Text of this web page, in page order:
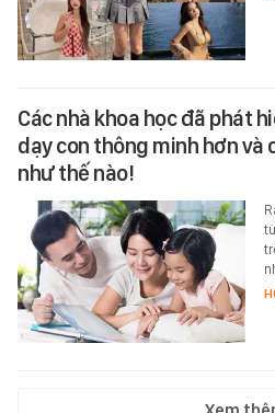
Các nhà khoa học đã phát
dạy con thông minh hơn và
như thế nào!